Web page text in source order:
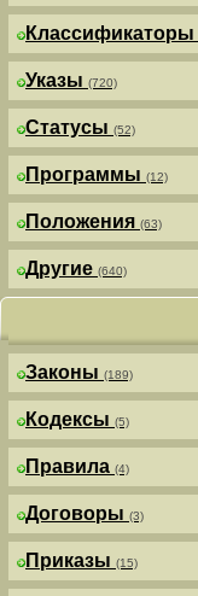
Классификаторы
Указы (720)
Статусы (52)
Программы (12)
Положения (63)
Другие (640)
Законы (189)
Кодексы (5)
Правила (4)
Договоры (3)
Приказы (15)